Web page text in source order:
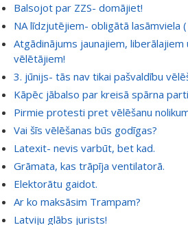
Balsojot par ZZS- domājiet!
NA līdzjutējiem- obligātā lasāmviela
Atgādinājums jaunajiem, liberālajiem
vēlētājiem!
3. jūnijs- tās nav tikai pašvaldību
Kāpēc jābalso par kreisā spārna
Pirmie protesti pret vēlēšanu
Vai šīs vēlēšanas būs godīgas?
Latexit- nevis varbūt, bet kad.
Grāmata, kas trāpīja ventilatorā.
Elektorātu gaidot.
Ar ko maksāsim Trampam?
Latviju glābs jurists!